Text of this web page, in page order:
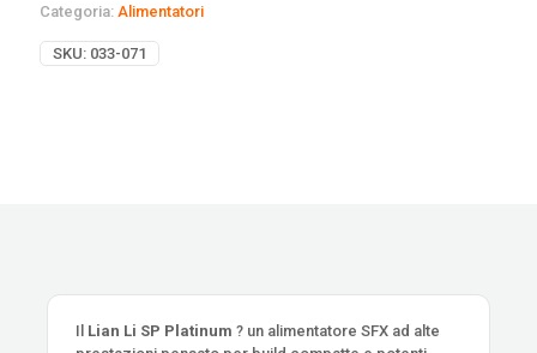
Categoria: Alimentatori
SKU: 033-071
Il Lian Li SP Platinum ? un alimentatore SFX ad alte